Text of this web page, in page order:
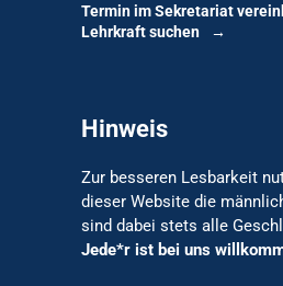
Termin im Sekretariat
Lehrkraft suchen
Hinweis
Zur besseren Lesbarkeit
dieser Website die
sind dabei stets alle
Jede*r ist bei uns